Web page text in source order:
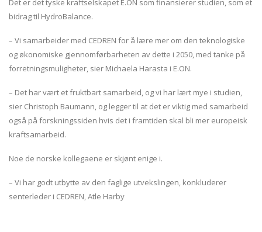
Det er det tyske kraftselskapet E.ON som finansierer studien, som et
bidrag til HydroBalance.
– Vi samarbeider med CEDREN for å lære mer om den teknologiske
og økonomiske gjennomførbarheten av dette i 2050, med tanke på
forretningsmuligheter, sier Michaela Harasta i E.ON.
– Det har vært et fruktbart samarbeid, og vi har lært mye i studien,
sier Christoph Baumann, og legger til at det er viktig med samarbeid
også på forskningssiden hvis det i framtiden skal bli mer europeisk
kraftsamarbeid.
Noe de norske kollegaene er skjønt enige i.
– Vi har godt utbytte av den faglige utvekslingen, konkluderer
senterleder i CEDREN, Atle Harby